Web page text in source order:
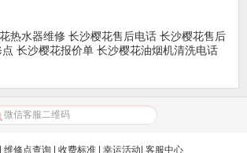
热水器维修 长沙樱花售后电话 长沙樱花售后
长沙樱花报价单 长沙樱花油烟机清洗电话
维修点查询 收费标准| 幸运活动 客服中心